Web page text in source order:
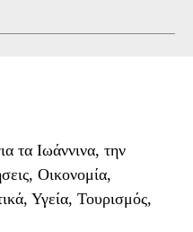
τα Ιωάννινα, την
Οικονομία,
Υγεία, Τουρισμός,